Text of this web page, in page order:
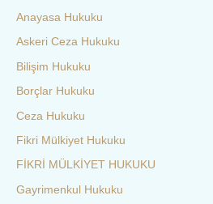
Anayasa Hukuku
Askeri Ceza Hukuku
Bilişim Hukuku
Borçlar Hukuku
Ceza Hukuku
Fikri Mülkiyet Hukuku
FİKRİ MÜLKİYET HUKUKU
Gayrimenkul Hukuku